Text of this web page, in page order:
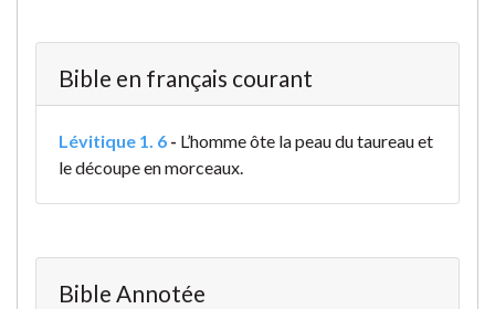
Bible en français courant
Lévitique 1. 6 - L’homme ôte la peau du taureau et
le découpe en morceaux.
Bible Annotée